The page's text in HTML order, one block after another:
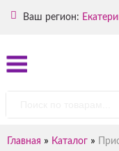
Ваш регион:
Главная » Каталог »